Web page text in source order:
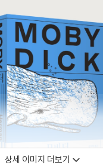
상세 이미지 더보기